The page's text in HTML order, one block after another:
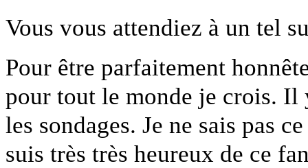
Vous vous attendiez à un tel
Pour être parfaitement
pour tout le monde je crois. Il
les sondages. Je ne sais pas
suis très très heureux de ce